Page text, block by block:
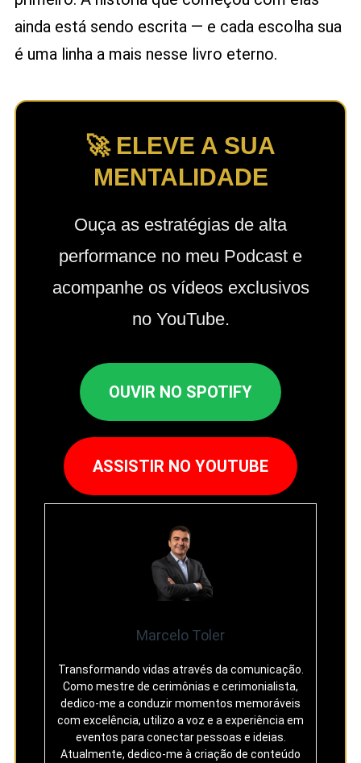
ainda está sendo escrita — e cada escolha sua
é uma linha a mais nesse livro eterno.
🚀 ELEVE A SUA
MENTALIDADE
Ouça as estratégias de alta
performance no meu Podcast e
acompanhe os vídeos exclusivos
no YouTube.
OUVIR NO SPOTIFY
ASSISTIR NO YOUTUBE
Marcelo Toler
Transformando vidas através da comunicação.
Como mestre de cerimônias e cerimonialista,
dedico-me a conduzir momentos memoráveis
com excelência, utilizo a voz e a experiência em
eventos para conectar pessoas e ideias.
Atualmente, dedico-me à criação de conteúdo